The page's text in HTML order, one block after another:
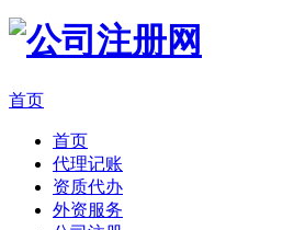
首页
首页
代理记账
资质代办
外资服务